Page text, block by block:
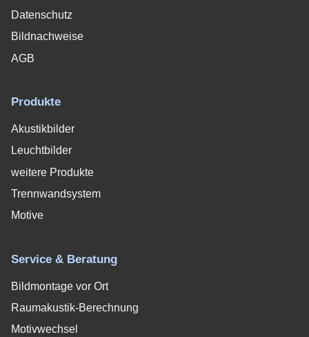
Datenschutz
Bildnachweise
AGB
Produkte
Akustikbilder
Leuchtbilder
weitere Produkte
Trennwandsystem
Motive
Service & Beratung
Bildmontage vor Ort
Raumakustik-Berechnung
Motivwechsel